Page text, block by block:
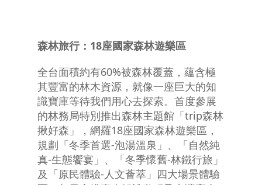
森林旅行：18座國家森林遊樂區
全台面積約有60%被森林覆蓋，蘊含極
其豐富的林木資源，就像一座巨大的知
識寶庫等待我們用心去探索。首度參展
的林務局特別推出森林主題館「trip森林
揪好森」，網羅18座國家森林遊樂區，
規劃「冬季首選-泡湯溫泉」、「自然純
真-生態饗宴」、「冬季懷舊-林鐵行旅」
及「原民體驗-人文薈萃」四大場景體驗